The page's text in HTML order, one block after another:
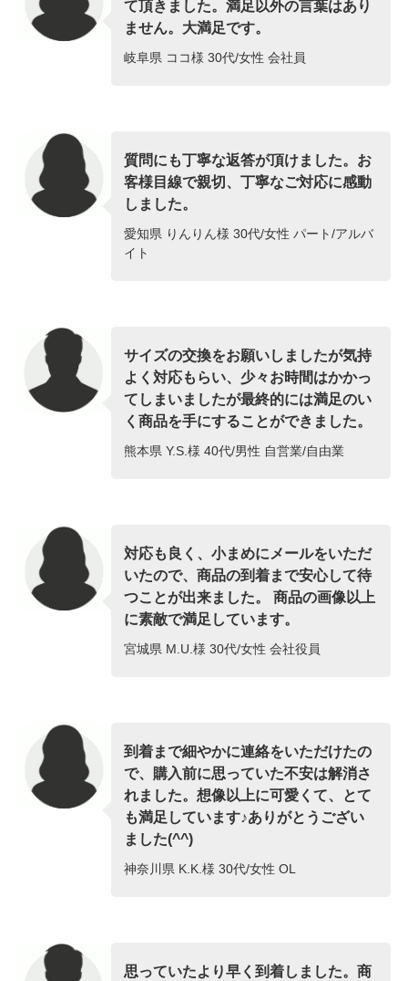
て頂きました。満足以外の言葉はあり
ません。大満足です。
岐阜県 ココ様 30代/女性 会社員
質問にも丁寧な返答が頂けました。お
客様目線で親切、丁寧なご対応に感動
しました。
愛知県 りんりん様 30代/女性 パート/アルバ
イト
サイズの交換をお願いしましたが気持
よく対応もらい、少々お時間はかかっ
てしまいましたが最終的には満足のい
く商品を手にすることができました。
熊本県 Y.S.様 40代/男性 自営業/自由業
対応も良く、小まめにメールをいただ
いたので、商品の到着まで安心して待
つことが出来ました。 商品の画像以上
に素敵で満足しています。
宮城県 M.U.様 30代/女性 会社役員
到着まで細やかに連絡をいただけたの
で、購入前に思っていた不安は解消さ
れました。想像以上に可愛くて、とて
も満足しています♪ありがとうござい
ました(^^)
神奈川県 K.K.様 30代/女性 OL
思っていたより早く到着しました。商